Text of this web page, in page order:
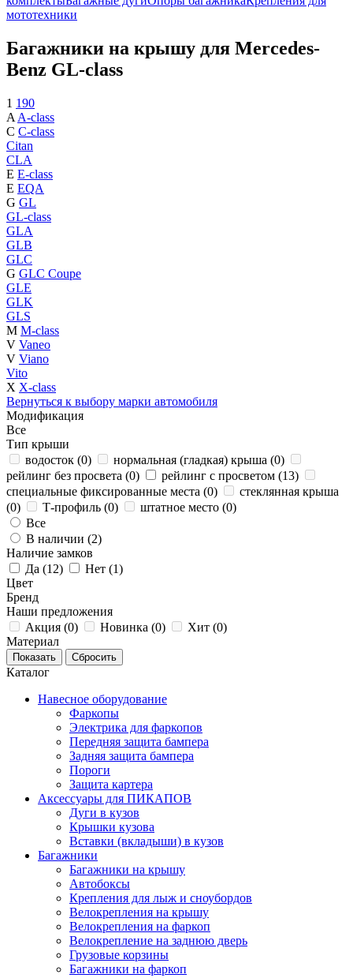
мототехники
Багажники на крышу для Mercedes-
Benz GL-class
1 190
A A-class
C C-class
Citan
CLA
E E-class
E EQA
G GL
GL-class
GLA
GLB
GLC
G GLC Coupe
GLE
GLK
GLS
M M-class
V Vaneo
V Viano
Vito
X X-class
Вернуться к выбору марки автомобиля
Модификация
Все
Тип крыши
водосток (0) нормальная (гладкая) крыша (0)
рейлинг без просвета (0) рейлинг с просветом (13)
специальные фиксированные места (0)
стеклянная крыша
(0) Т-профиль (0) штатное место (0)
Все
В наличии (2)
Наличие замков
Да (12) Нет (1)
Цвет
Бренд
Наши предложения
Акция (0) Новинка (0) Хит (0)
Материал
Каталог
Навесное оборудование
Фаркопы
Электрика для фаркопов
Передняя защита бампера
Задняя защита бампера
Пороги
Защита картера
Аксессуары для ПИКАПОВ
Дуги в кузов
Крышки кузова
Вставки (вкладыши) в кузов
Багажники
Багажники на крышу
Автобоксы
Крепления для лыж и сноубордов
Велокрепления на крышу
Велокрепления на фаркоп
Велокрепление на заднюю дверь
Грузовые корзины
Багажники на фаркоп